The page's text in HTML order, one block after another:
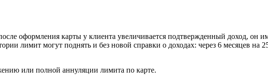
оформления карты у клиента увеличивается подтвержденный доход, он
лимит могут поднять и без новой справки о доходах: через 6 месяцев на
или полной аннуляции лимита по карте.